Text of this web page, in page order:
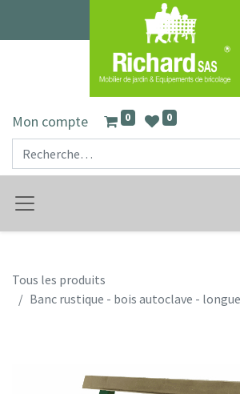
Mon compte 0 0
Tous les produits
Banc rustique - bois autoclave -